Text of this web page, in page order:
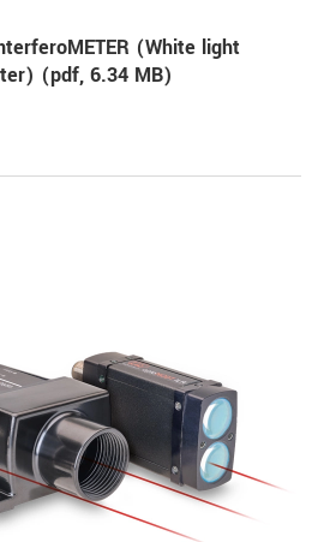
(White light
(pdf, 6.34 MB)